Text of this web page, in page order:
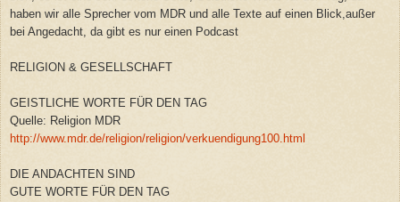
haben wir alle Sprecher vom MDR und alle Texte auf einen Blick,außer
bei Angedacht, da gibt es nur einen Podcast
RELIGION & GESELLSCHAFT
GEISTLICHE WORTE FÜR DEN TAG
Quelle: Religion MDR
http://www.mdr.de/religion/religion/verkuendigung100.html
DIE ANDACHTEN SIND
GUTE WORTE FÜR DEN TAG